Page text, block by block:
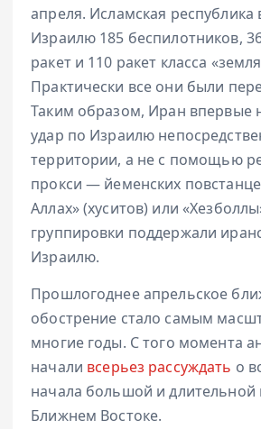
апреля. Исламская республика
Израилю 185 беспилотников,
ракет и 110 ракет класса
Практически все они были
Таким образом, Иран впервые
удар по Израилю
территории, а не с помощью
прокси — йеменских
Аллах» (хуситов) или
группировки поддержали
Израилю.
Прошлогоднее апрельское
обострение стало самым
многие годы. С того момента
начали всерьез рассуждать о
начала большой и длительной
Ближнем Востоке.